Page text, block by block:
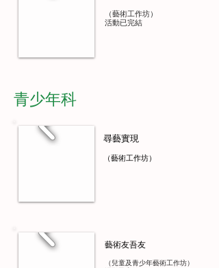
（藝術工作坊）
活動已完結
青少年科
尋藝實現
（藝術工作坊）
藝術友吾友
（兒童及青少年藝術工作坊）